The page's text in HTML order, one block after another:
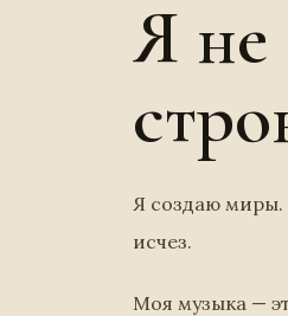
Я не
Я создаю миры.
исчез.
Моя музыка —